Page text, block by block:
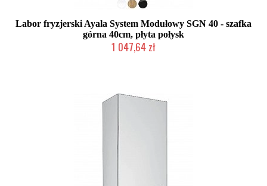
Labor fryzjerski Ayala System Modułowy SGN 40 - szafka
górna 40cm, płyta połysk
1 047,64 zł